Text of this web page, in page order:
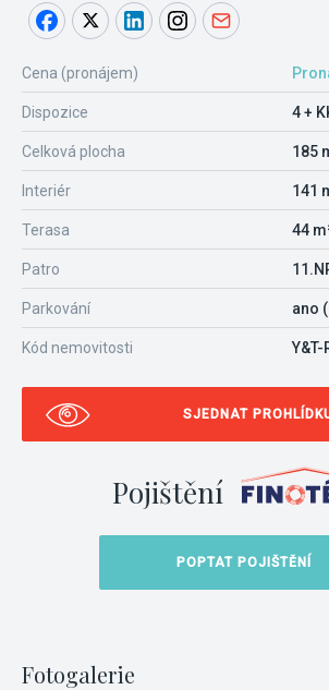
Cena (pronájem)
Dispozice 4 +
Celková plocha 185
Interiér 141
Terasa 44
Patro
Parkování ano
Kód nemovitosti Y&T-
SJEDNAT
Pojištění
POPTAT POJIŠTĚNÍ
Fotogalerie